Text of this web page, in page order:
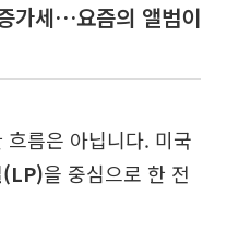
가세…요즘의 앨범이
름은 아닙니다. 미국
(LP)을 중심으로 한 전